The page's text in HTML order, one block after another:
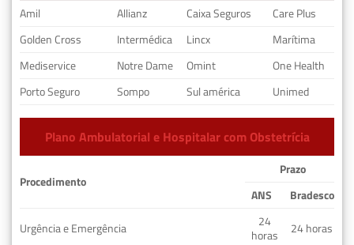
Amil
Allianz Caixa Seguros
Care Plus
Golden Cross
Intermédica Lincx
Marítima
Mediservice
Notre Dame Omint
One Health
Porto Seguro
Sompo Sul américa Unimed
Plano Ambulatorial e Hospitalar com Obstetrícia
Procedimento
Prazo
ANS
Bradesco
Urgência e Emergência
24
horas
24 horas